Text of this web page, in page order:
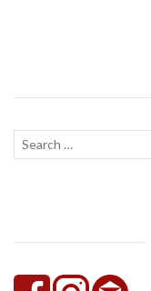
Recherche